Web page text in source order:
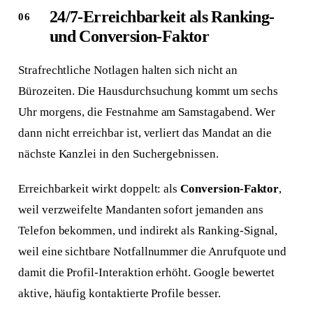
24/7-Erreichbarkeit als Ranking-
und Conversion-Faktor
Strafrechtliche Notlagen halten sich nicht an
Bürozeiten. Die Hausdurchsuchung kommt um sechs
Uhr morgens, die Festnahme am Samstagabend. Wer
dann nicht erreichbar ist, verliert das Mandat an die
nächste Kanzlei in den Suchergebnissen.
Erreichbarkeit wirkt doppelt: alsConversion-Faktor,
weil verzweifelte Mandanten sofort jemanden ans
Telefon bekommen, und indirekt als Ranking-Signal,
weil eine sichtbare Notfallnummer die Anrufquote und
damit die Profil-Interaktion erhöht. Google bewertet
aktive, häufig kontaktierte Profile besser.